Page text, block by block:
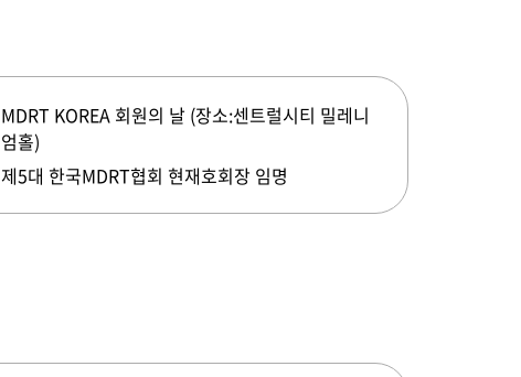
MDRT KOREA 회원의 날 (장소:센트럴시티 밀레니
엄홀)
제5대 한국MDRT협회 현재호회장 임명